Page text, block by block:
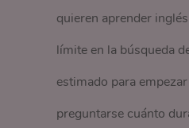
quieren aprender
límite en la búsqueda
estimado para
preguntarse cuánto